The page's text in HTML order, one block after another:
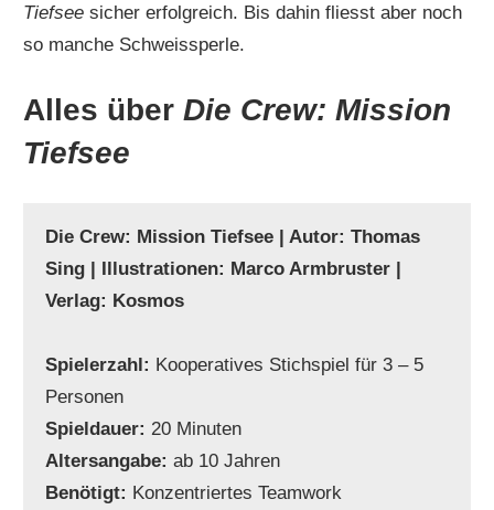
Tiefsee sicher erfolgreich. Bis dahin fliesst aber noch
so manche Schweissperle.
Alles überDie Crew: Mission
Tiefsee
Die Crew: Mission Tiefsee | Autor: Thomas
Sing | Illustrationen: Marco Armbruster |
Verlag: Kosmos
Spielerzahl: Kooperatives Stichspiel für 3 – 5
Personen
Spieldauer: 20 Minuten
Altersangabe: ab 10 Jahren
Benötigt: Konzentriertes Teamwork